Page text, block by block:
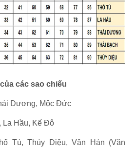
các sao chiếu
Dương, Mộc Đức
La Hầu, Kế Đô
Tú, Thủy Diệu, Vân Hán (Văn